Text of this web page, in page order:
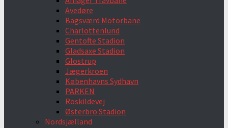
Avedøre
Bagsværd Motorbane
Charlottenlund
Gentofte Stadion
Gladsaxe Stadion
Glostrup
Jægerkroen
Københavns Sydhavn
PARKEN
Roskildevej
Østerbro Stadion
Nordsjælland